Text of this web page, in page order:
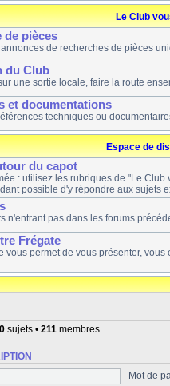
Le Club
de pièces
de recherches de pièces
du Club
une sortie locale, faire la route
et documentations
techniques ou
Espace de
du capot
: utilisez les rubriques de "Le Club
possible d'y répondre aux sujets
n'entrant pas dans les forums
Frégate
vous permet de vous présenter,
sujets • 211 membres
Mot de